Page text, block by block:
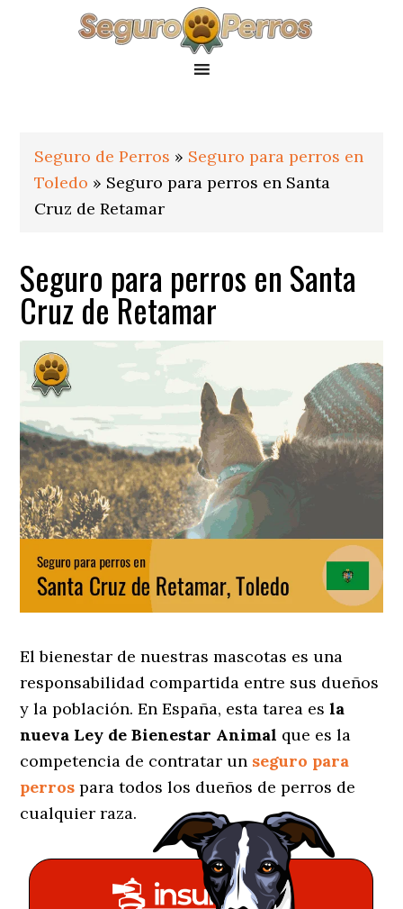
Seguro de Perros » Seguro para perros en
Toledo » Seguro para perros en Santa
Cruz de Retamar
Seguro para perros en Santa
Cruz de Retamar
El bienestar de nuestras mascotas es una
responsabilidad compartida entre sus dueños
y la población. En España, esta tarea esla
nueva Ley de Bienestar Animal que es la
competencia de contratar un seguro para
perros para todos los dueños de perros de
cualquier raza.